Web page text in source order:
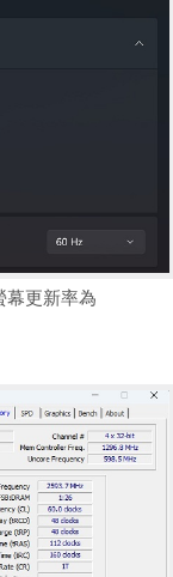
幕更新率為